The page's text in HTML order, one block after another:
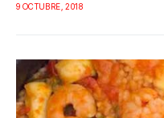
9 OCTUBRE, 2018